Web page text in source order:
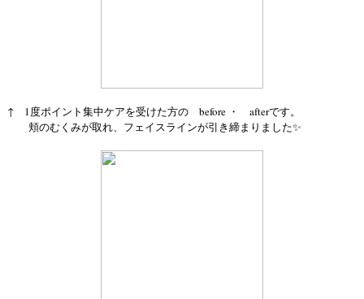
↑ 1度ポイント集中ケアを受けた方の before ・ afterです。
頬のむくみが取れ、フェイスラインが引き締まりました✨